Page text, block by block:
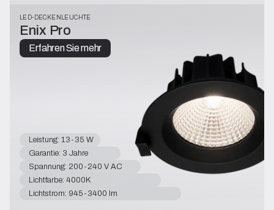
LED-DECKENLEUCHTE
Enix Pro
Erfahren Sie mehr
Leistung: 13-35 W
Garantie: 3 Jahre
Spannung: 200-240 V AC
Lichtfarbe: 4000K
Lichtstrom: 945-3400 lm